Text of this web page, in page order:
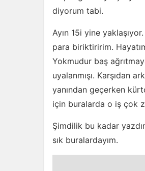
diyorum tabi.
Ayın 15i yine
para biriktiririm.
Yokmudur baş
uyalanmışı. Karşıdan
yanından geçerken
için buralarda o iş çok
Şimdilik bu kadar
sık buralardayım.